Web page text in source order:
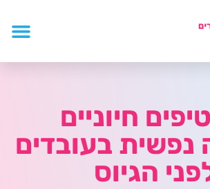
10 טיפים חיוניים
נפשית בעובדים
הגיוס